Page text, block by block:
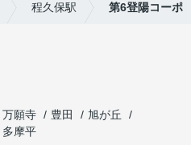
程久保駅 第6登陽コーポ
万願寺 豊田
旭が丘
多摩平